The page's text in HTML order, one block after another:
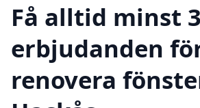
Få alltid minst 3
erbjudanden
renovera